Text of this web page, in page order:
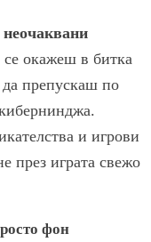
неочаквани
окажеш в битка
да препускаш по
и игрови
през играта свежо
фон